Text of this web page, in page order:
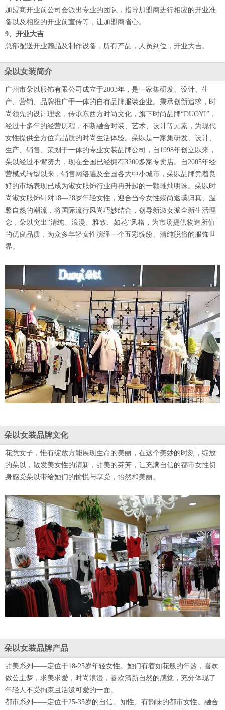
加盟商开业前公司会派出专业的团队，指导加盟商进行相应的开业准
备以及相应的开业前宣传等，让加盟商省心。
9、开业大吉
总部配送开业赠品及制作设备，所有产品，人员到位，开业大吉。
朵以女装简介
广州市朵以服饰有限公司成立于2003年，是一家集研发、设计、生
产、营销、品牌推广于一体的自有品牌服装企业。秉承创新追求，时
尚领先的设计理念，传承东西方时尚文化，旗下时尚品牌“DUOYI”，
经过十多年的经营历程，不断融合时装、艺术、设计等元素，为现代
女性提供全方位高品质的时尚生活体验。朵以是一家集研发、设计、
生产、销售、策划于一体的专业女装品牌公司，自1998年创立以来，
朵以经过不懈努力，现在全国已经拥有3200多家专卖店。自2005年经
营模式转型以来，销售网络遍及全国各大中小城市，朵以品牌凭着良
好的市场表现已成为淑女服饰行业冉冉升起的一颗璀灿明珠。朵以时
尚淑女服饰针对18—28岁年轻女性，迎合当今女性崇尚返璞归真、温
馨自然的潮流，将国际流行风尚巧妙结合，创导新淑女派全新生活理
念，朵以突出“清纯、浪漫、雅致、如花”风格，为市场提供物造所值
的优良品质，为众多年轻女性演绎一个五彩缤纷、清纯脱俗的服饰世
界。
朵以女装品牌文化
花意女子，惟有绽放方能展现生命的美丽，在这个美妙的时刻，绽放
的朵以，散发美女性的清新，甜美的芬芳，让充满自信的都市女性切
身感受朵以带给她们的愉悦与享受，怡然和美丽。
朵以女装品牌产品
甜美系列——定位于18-25岁年轻女性。她们有着如花般的年龄，喜欢
做公主梦，求美求爱，时尚浪漫，喜欢清新自然的感觉，充分体现了
年轻人不受拘束且活泼可爱的一面。
都市系列——定位于25-35岁的自信、知性、有韵味的都市女性。融合